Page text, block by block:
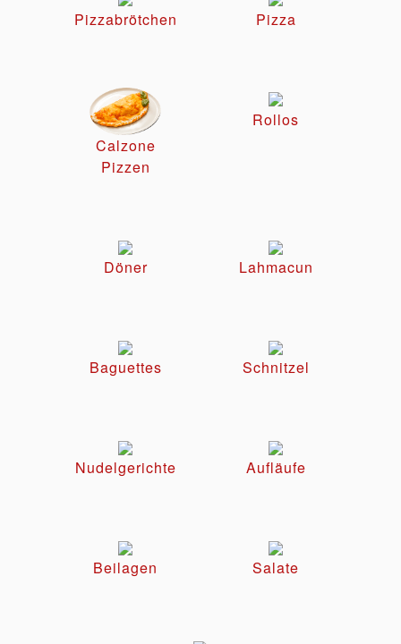
Pizzabrötchen Pizza
Calzone
Pizzen
Rollos
Döner Lahmacun
Baguettes Schnitzel
Nudelgerichte Aufläufe
Beilagen Salate